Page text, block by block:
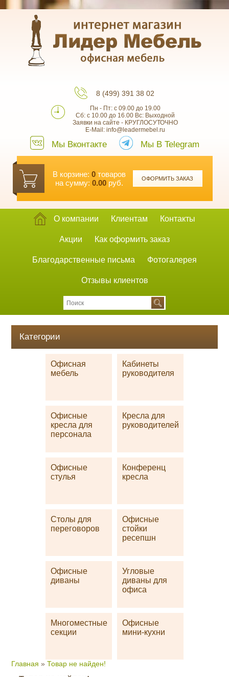
8 (499) 391 38 02
Пн - Пт: с 09.00 до 19.00
Сб: с 10.00 до 16.00 Вс: Выходной
Заявки на сайте - КРУГЛОСУТОЧНО
E-Mail: info@leadermebel.ru
Мы Вконтакте Мы В Telegram
В корзине: 0товаров
на сумму: 0.00 руб. ОФОРМИТЬ ЗАКАЗ
О компании Клиентам Контакты
Акции Как оформить заказ
Благодарственные письма Фотогалерея
Отзывы клиентов
Категории
Офисная
мебель
Кабинеты
руководителя
Офисные
кресла для
персонала
Кресла для
руководителей
Офисные
стулья
Конференц
кресла
Столы для
переговоров
Офисные
стойки
ресепшн
Офисные
диваны
Угловые
диваны для
офиса
Многоместные
секции
Офисные
мини-кухни
Главная » Товар не найден!